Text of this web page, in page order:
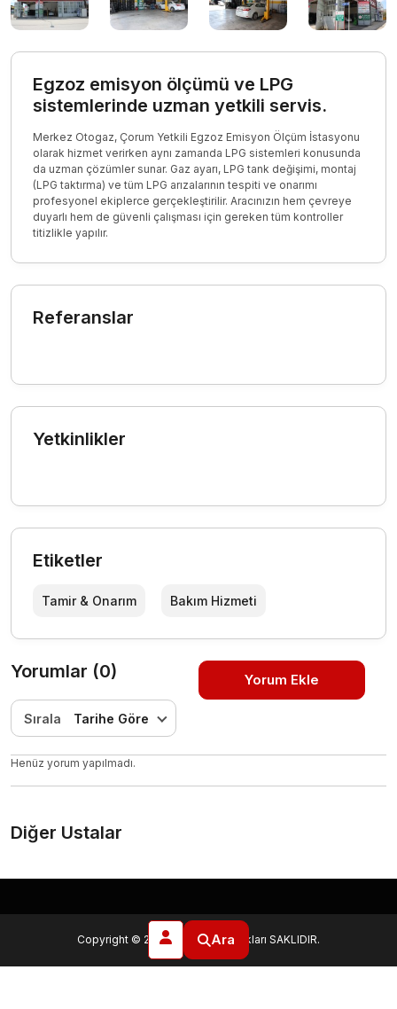
Egzoz emisyon ölçümü ve LPG
sistemlerinde uzman yetkili servis.
Merkez Otogaz, Çorum Yetkili Egzoz Emisyon Ölçüm İstasyonu
olarak hizmet verirken aynı zamanda LPG sistemleri konusunda
da uzman çözümler sunar. Gaz ayarı, LPG tank değişimi, montaj
(LPG taktırma) ve tüm LPG arızalarının tespiti ve onarımı
profesyonel ekiplerce gerçekleştirilir. Aracınızın hem çevreye
duyarlı hem de güvenli çalışması için gereken tüm kontroller
titizlikle yapılır.
Referanslar
Yetkinlikler
Etiketler
Tamir & Onarım Bakım Hizmeti
Yorumlar (0) Yorum Ekle
Sırala Tarihe Göre
Henüz yorum yapılmadı.
Diğer Ustalar
Copyright © 2025 3csis. Tüm Hakları SAKLIDIR.
Ara